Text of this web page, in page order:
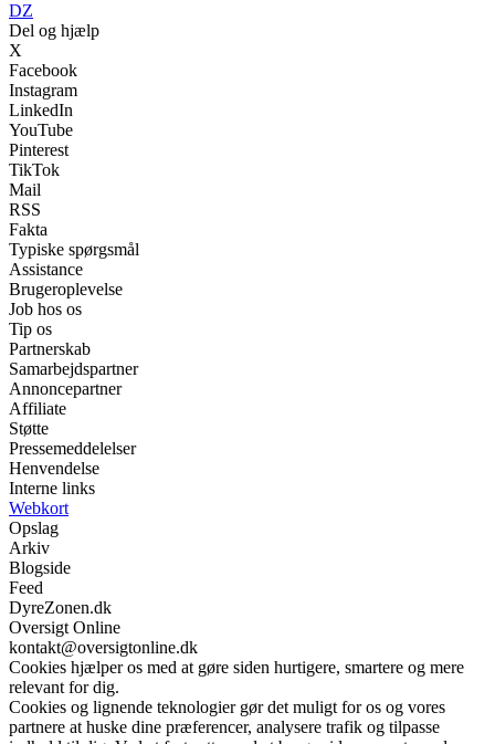
DZ
Del og hjælp
X
Facebook
Instagram
LinkedIn
YouTube
Pinterest
TikTok
Mail
RSS
Fakta
Typiske spørgsmål
Assistance
Brugeroplevelse
Job hos os
Tip os
Partnerskab
Samarbejdspartner
Annoncepartner
Affiliate
Støtte
Pressemeddelelser
Henvendelse
Interne links
Webkort
Opslag
Arkiv
Blogside
Feed
DyreZonen.dk
Oversigt Online
kontakt@oversigtonline.dk
Cookies hjælper os med at gøre siden hurtigere, smartere og mere
relevant for dig.
Cookies og lignende teknologier gør det muligt for os og vores
partnere at huske dine præferencer, analysere trafik og tilpasse